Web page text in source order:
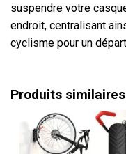
suspendre votre
endroit, centralisant
cyclisme pour un
Produits similaires